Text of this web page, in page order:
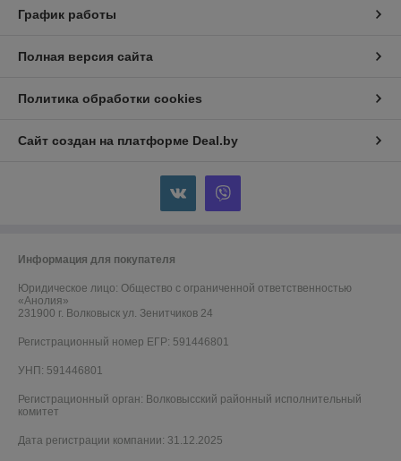
График работы
Полная версия сайта
Политика обработки cookies
Сайт создан на платформе Deal.by
Информация для покупателя
Юридическое лицо: Общество с ограниченной ответственностью
«Анолия»
231900 г. Волковыск ул. Зенитчиков 24
Регистрационный номер ЕГР: 591446801
УНП: 591446801
Регистрационный орган: Волковысский районный исполнительный
комитет
Дата регистрации компании: 31.12.2025